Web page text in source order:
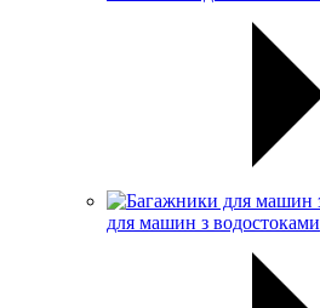
для машин з водостоками